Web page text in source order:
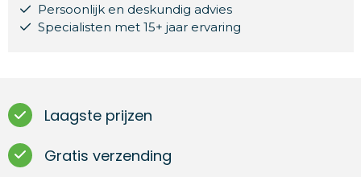
Persoonlijk en deskundig advies
Specialisten met 15+ jaar ervaring
Laagste prijzen
Gratis verzending